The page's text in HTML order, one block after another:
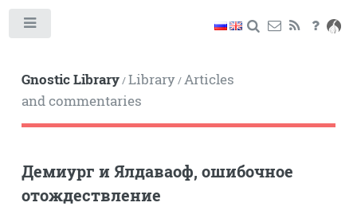
Gnostic Library/Library/Articles
and commentaries
Демиург и Ялдаваоф, ошибочное
отождествление